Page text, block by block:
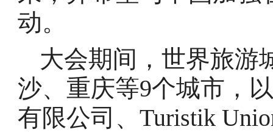
动。
大会期间，世界旅游
沙、重庆等9个城市，
有限公司、Turistik